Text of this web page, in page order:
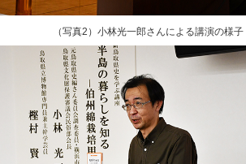
（写真2）小林光一郎さんによる講演の様子